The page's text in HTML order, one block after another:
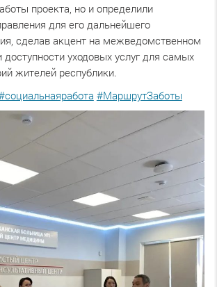
проекта, но и определили
для его дальнейшего
сделав акцент на межведомственном
доступности уходовых услуг для самых
жителей республики.
#МаршрутЗаботы